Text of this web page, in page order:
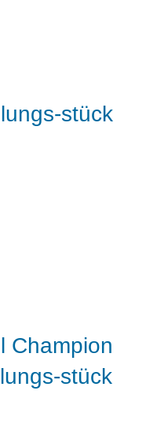
stück
Champion
stück